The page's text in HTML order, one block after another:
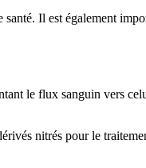
Il est également
le flux sanguin vers
nitrés pour le